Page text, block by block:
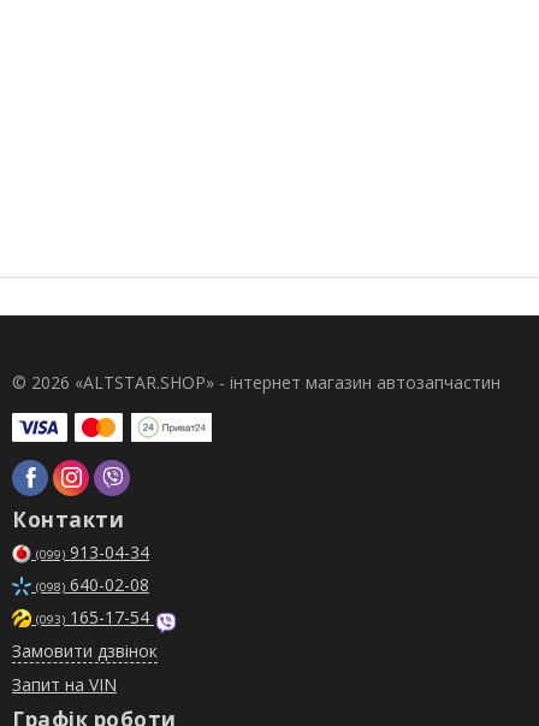
© 2026 «ALTSTAR.SHOP» - інтернет магазин автозапчастин
Контакти
(099) 913-04-34
(098) 640-02-08
(093) 165-17-54
Замовити дзвінок
Запит на VIN
Графік роботи